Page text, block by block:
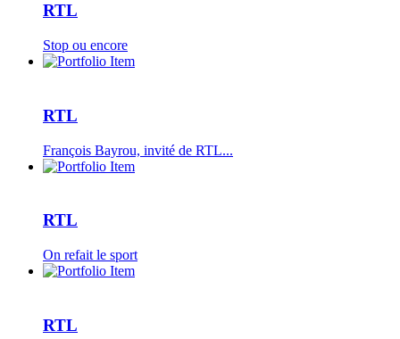
RTL
Stop ou encore
RTL
François Bayrou, invité de RTL...
RTL
On refait le sport
RTL